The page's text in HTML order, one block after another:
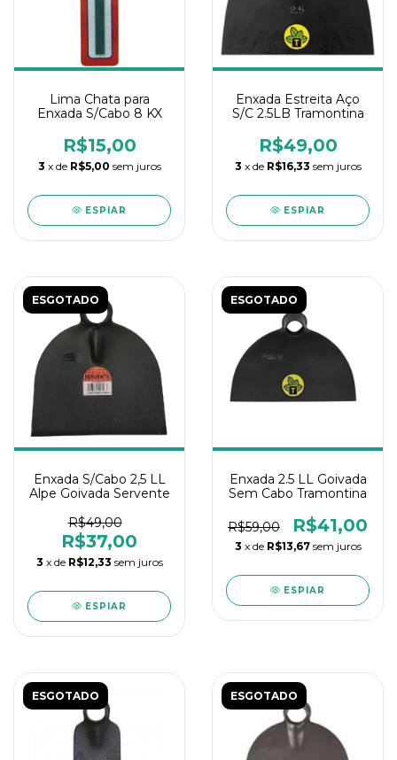
Lima Chata para
Enxada S/Cabo 8 KX
R$15,00
3 x de R$5,00 sem juros
ESPIAR
Enxada Estreita Aço
S/C 2.5LB Tramontina
R$49,00
3 x de R$16,33 sem juros
ESPIAR
ESGOTADO
Enxada S/Cabo 2,5 LL
Alpe Goivada Servente
R$49,00
R$37,00
3 x de R$12,33 sem juros
ESPIAR
ESGOTADO
Enxada 2.5 LL Goivada
Sem Cabo Tramontina
R$59,00 R$41,00
3 x de R$13,67 sem juros
ESPIAR
ESGOTADO ESGOTADO